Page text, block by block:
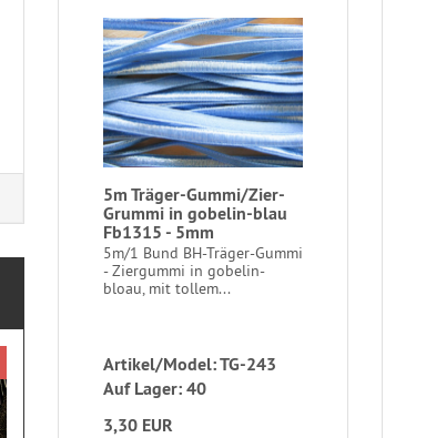
5m Träger-Gummi/Zier-
Grummi in gobelin-blau
Fb1315 - 5mm
5m/1 Bund BH-Träger-Gummi
- Ziergummi in gobelin-
bloau, mit tollem...
Artikel/Model: TG-243
Auf Lager: 40
3,30 EUR